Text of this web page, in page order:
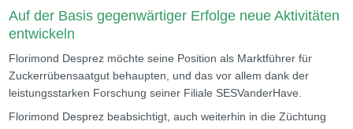
Auf der Basis gegenwärtiger Erfolge neue Aktivitäten
entwickeln
Florimond Desprez möchte seine Position als Marktführer für
Zuckerrübensaatgut behaupten, und das vor allem dank der
leistungsstarken Forschung seiner Filiale SESVanderHave.
Florimond Desprez beabsichtigt, auch weiterhin in die Züchtung